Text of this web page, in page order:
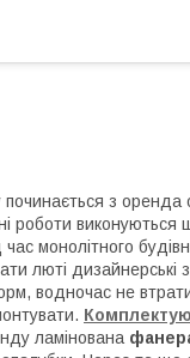
починається з оренда
роботи
монолітного
люті дизайнерські
водночас не
ламінована